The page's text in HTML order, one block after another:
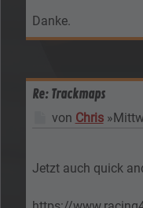
Danke.
Re: Trackmaps
Beitrag
von Chris»
Jetzt auch quick